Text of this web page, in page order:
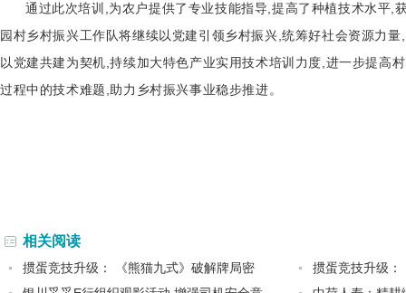
通过此次培训,为农户提供了专业技能指导,提高了种植技术水平,
园村乡村振兴工作队将继续以党建引领乡村振兴,统筹好社会资源力
以党建共建为契机,持续加大特色产业实用技术培训力度,进一步提高
过程中的技术难题,助力乡村振兴事业稳步推进。
相关阅读
掼蛋竞技升级： 《熊猫九式》破解牌局密
掼蛋竞技升级：